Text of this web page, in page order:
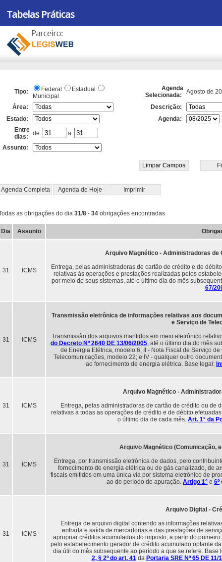
Tipo: Federal
Estadual
Municipal
Agenda
Selecionada:
Agosto de
Área:
Descrição:
Estado:
Agenda:
Entre
dias:
de a
Assunto:
Agenda Completa Agenda de Hoje Imprimir
as obrigações do dia 31/8 - 34 obrigações encontradas
Dia Assunto
31 ICMS
Arquivo Magnético - Administradoras de
Entrega, pelas administradoras de cartão de crédito e de
relativas às operações e prestações realizadas pelos
por meio de seus sistemas, até o último dia do mês
67/
31 ICMS
Transmissão eletrônica de informações relativas aos
e Serviço de
Transmissão dos arquivos mantidos em meio eletrônico
do Decreto Nº 2640 DE 13/06/2005, até o último dia do mês
de Energia Elétrica, modelo 6; II - Nota Fiscal de Serviço
Telecomunicações, modelo 22; e IV - qualquer outro
ao fornecimento de energia elétrica. Base legal:
31 ICMS
Arquivo Magnético -
Entrega, pelas administradoras de cartão de crédito ou de
relativas a todas as operações de crédito e de débito
o último dia de cada mês. Art. 1° da
31 ICMS
Arquivo Magnético (Comunicação,
Entrega, por transmissão eletrônica de dados, pelo
fornecimento de energia elétrica ou de gás canalizado, de
fiscais emitidos em uma única via por sistema eletrônico de
ao do período de apuração. Artigo 1° e 6º
31 ICMS
Arquivo Digital -
Entrega de arquivo digital contendo as informações
entrada e saída de mercadorias e das prestações de
apropriar créditos acumulados do imposto, a partir do
pelo estabelecimento gerador de crédito acumulado optante
dia útil do mês subsequente ao período a que se refere. Base
2, § 2º do art. 41da Portaria SRE Nº 65 DE 11/